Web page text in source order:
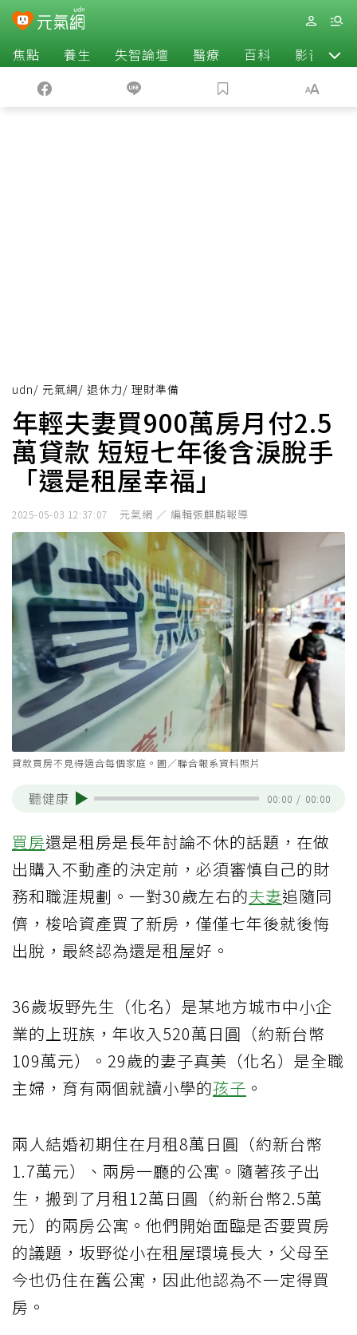
焦點 養生 失智論壇 醫療 百科 影音
udn/ 元氣網/ 退休力/ 理財準備
年輕夫妻買900萬房月付2.5
萬貸款 短短七年後含淚脫手
「還是租屋幸福」
2025-05-03 12:37:07 元氣網 ／ 編輯張麒麟報導
貸款買房不見得適合每個家庭。圖／聯合報系資料照片
聽健康 00:00 / 00:00
買房還是租房是長年討論不休的話題，在做
出購入不動產的決定前，必須審慎自己的財
務和職涯規劃。一對30歲左右的夫妻追隨同
儕，梭哈資產買了新房，僅僅七年後就後悔
出脫，最終認為還是租屋好。
36歲坂野先生（化名）是某地方城市中小企
業的上班族，年收入520萬日圓（約新台幣
109萬元）。29歲的妻子真美（化名）是全職
主婦，育有兩個就讀小學的孩子 。
兩人結婚初期住在月租8萬日圓（約新台幣
1.7萬元）、兩房一廳的公寓。隨著孩子出
生，搬到了月租12萬日圓（約新台幣2.5萬
元）的兩房公寓。他們開始面臨是否要買房
的議題，坂野從小在租屋環境長大，父母至
今也仍住在舊公寓，因此他認為不一定得買
房。